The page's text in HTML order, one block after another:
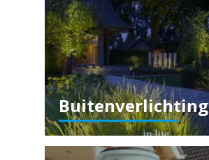
Buitenverlichting